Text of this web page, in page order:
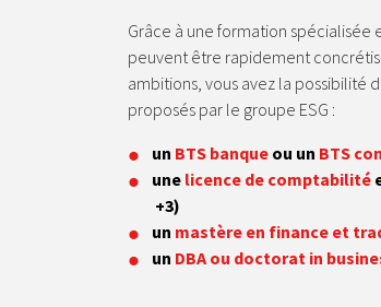
Grâce à une formation
peuvent être rapidement
ambitions, vous avez la possibilité
proposés par le groupe ESG :
un BTS banque ou un BTS
une licence de comptabilité
+3)
un mastère en finance et
un DBA ou doctorat in